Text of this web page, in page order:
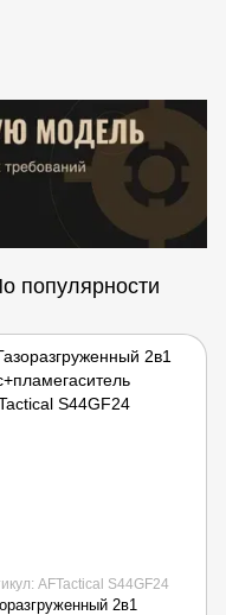
популярности
AFTactical S44GF24
2в1